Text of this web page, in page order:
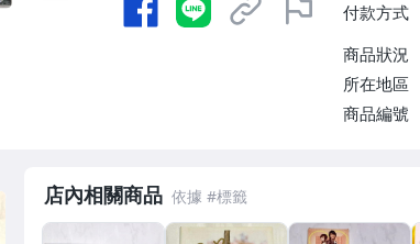
付款方式
商品狀況
所在地區
商品編號
店內相關商品